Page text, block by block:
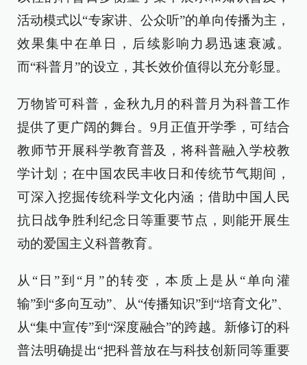
活动模式以“专家讲、公众听”的单向传播为主，
效果集中在单日，后续影响力易迅速衰减。
而“科普月”的设立，其长效价值得以充分彰显。​
万物皆可科普，金秋九月的科普月为科普工作
提供了更广阔的舞台。9月正值开学季，可结合
教师节开展科学教育普及，将科普融入学校教
学计划；在中国农民丰收日和传统节气期间，
可深入挖掘传统科学文化内涵；借助中国人民
抗日战争胜利纪念日等重要节点，则能开展生
动的爱国主义科普教育。​
从“日”到“月”的转变，本质上是从“单向灌
输”到“多向互动”、从“传播知识”到“培育文化”、
从“集中宣传”到“深度融合”的跨越。新修订的科
普法明确提出“把科普放在与科技创新同等重要